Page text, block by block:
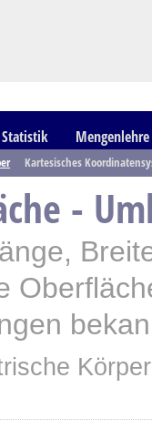
Statistik Mengenlehre
Kartesisches
-
Körper